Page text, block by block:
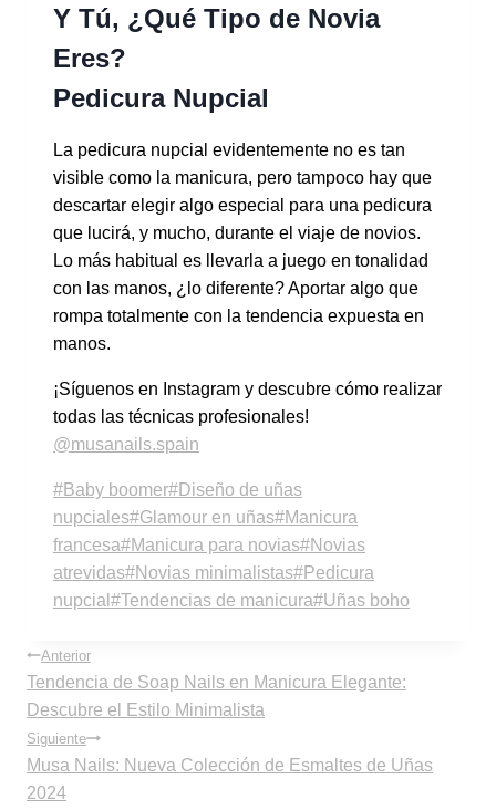
Y Tú, ¿Qué Tipo de Novia
Eres?
Pedicura Nupcial
La pedicura nupcial evidentemente no es tan
visible como la manicura, pero tampoco hay que
descartar elegir algo especial para una pedicura
que lucirá, y mucho, durante el viaje de novios.
Lo más habitual es llevarla a juego en tonalidad
con las manos, ¿lo diferente? Aportar algo que
rompa totalmente con la tendencia expuesta en
manos.
¡Síguenos en Instagram y descubre cómo realizar
todas las técnicas profesionales!
@musanails.spain
#Baby boomer#Diseño de uñas
nupciales#Glamour en uñas#Manicura
francesa#Manicura para novias#Novias
atrevidas#Novias minimalistas#Pedicura
nupcial #Tendencias de manicura#Uñas boho
Anterior
Tendencia de Soap Nails en Manicura Elegante:
Descubre el Estilo Minimalista
Siguiente
Musa Nails: Nueva Colección de Esmaltes de Uñas
2024